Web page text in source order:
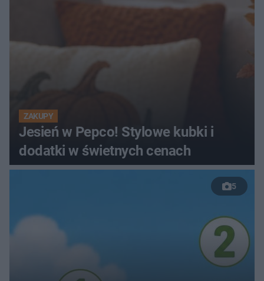
ZAKUPY
Jesień w Pepco! Stylowe kubki i
dodatki w świetnych cenach
5